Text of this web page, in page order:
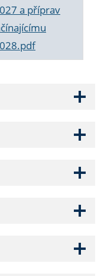
a příprav